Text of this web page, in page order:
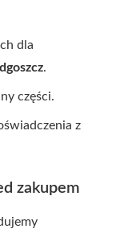
dla
.
części.
z
zakupem